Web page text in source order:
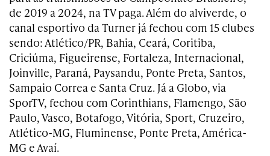
de 2019 a 2024, na TV paga. Além do alviverde, o
canal esportivo da Turner já fechou com 15 clubes
sendo: Atlético/PR, Bahia, Ceará, Coritiba,
Criciúma, Figueirense, Fortaleza, Internacional,
Joinville, Paraná, Paysandu, Ponte Preta, Santos,
Sampaio Correa e Santa Cruz. Já a Globo, via
SporTV, fechou com Corinthians, Flamengo, São
Paulo, Vasco, Botafogo, Vitória, Sport, Cruzeiro,
Atlético-MG, Fluminense, Ponte Preta, América-
MG e Avaí.